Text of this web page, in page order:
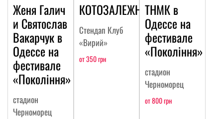
Женя Галич
и Святослав
Вакарчук в
Одессе на
фестивале
«Покоління»
стадион
Черноморец
КОТОЗАЛЕЖНОСТЬ
Стендап Клуб
«Вирий»
от 350 грн
ТНМК в
Одессе на
фестивале
«Покоління»
стадион
Черноморец
от 800 грн